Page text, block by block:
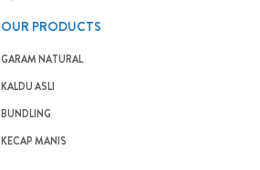
OUR PRODUCTS
GARAM NATURAL
KALDU ASLI
BUNDLING
KECAP MANIS